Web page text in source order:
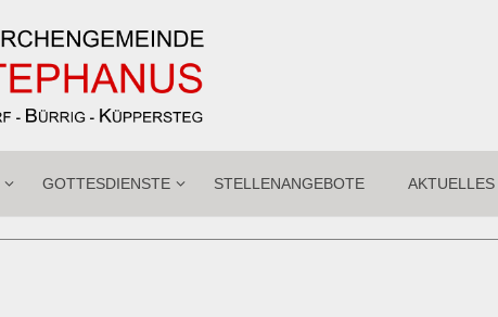
GOTTESDIENSTE STELLENANGEBOTE AKTUELLES